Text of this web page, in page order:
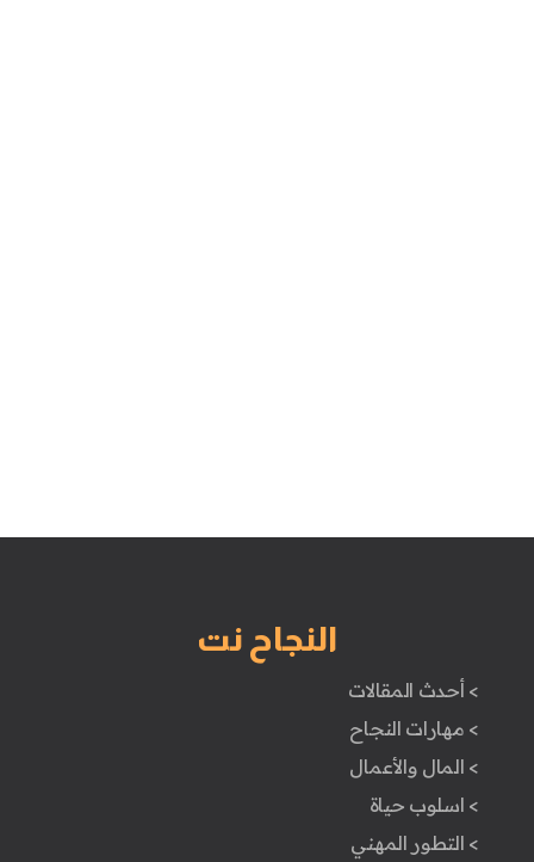
النجاح نت
> أحدث المقالات
> مهارات النجاح
> المال والأعمال
> اسلوب حياة
> التطور المهني